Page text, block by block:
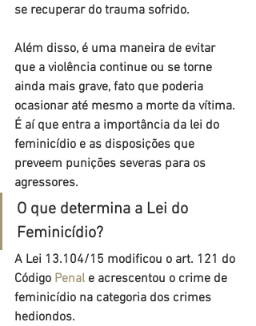
se recuperar do trauma sofrido.
Além disso, é uma maneira de evitar
que a violência continue ou se torne
ainda mais grave, fato que poderia
ocasionar até mesmo a morte da vítima.
É aí que entra a importância da lei do
feminicídio e as disposições que
preveem punições severas para os
agressores.
O que determina a Lei do
Feminicídio?
A Lei 13.104/15 modificou o art. 121 do
Código Penal e acrescentou o crime de
feminicídio na categoria dos crimes
hediondos.